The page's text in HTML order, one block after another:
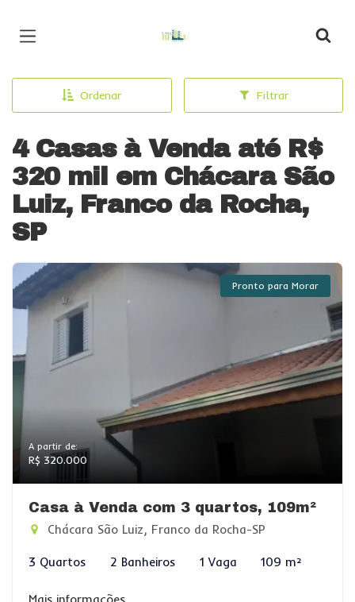
Ordenar Filtrar
4 Casas à Venda até R$
320 mil em Chácara São
Luiz, Franco da Rocha,
SP
Pronto para Morar
A partir de:
R$ 320.000
Casa à Venda com 3 quartos, 109m²
Chácara São Luiz, Franco da Rocha-SP
3 Quartos 2 Banheiros 1 Vaga 109 m²